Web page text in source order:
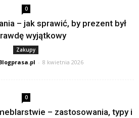
0
– jak sprawić, by prezent był
wyjątkowy
Zakupy
- 8 kwietnia 2026
0
– zastosowania, typy i